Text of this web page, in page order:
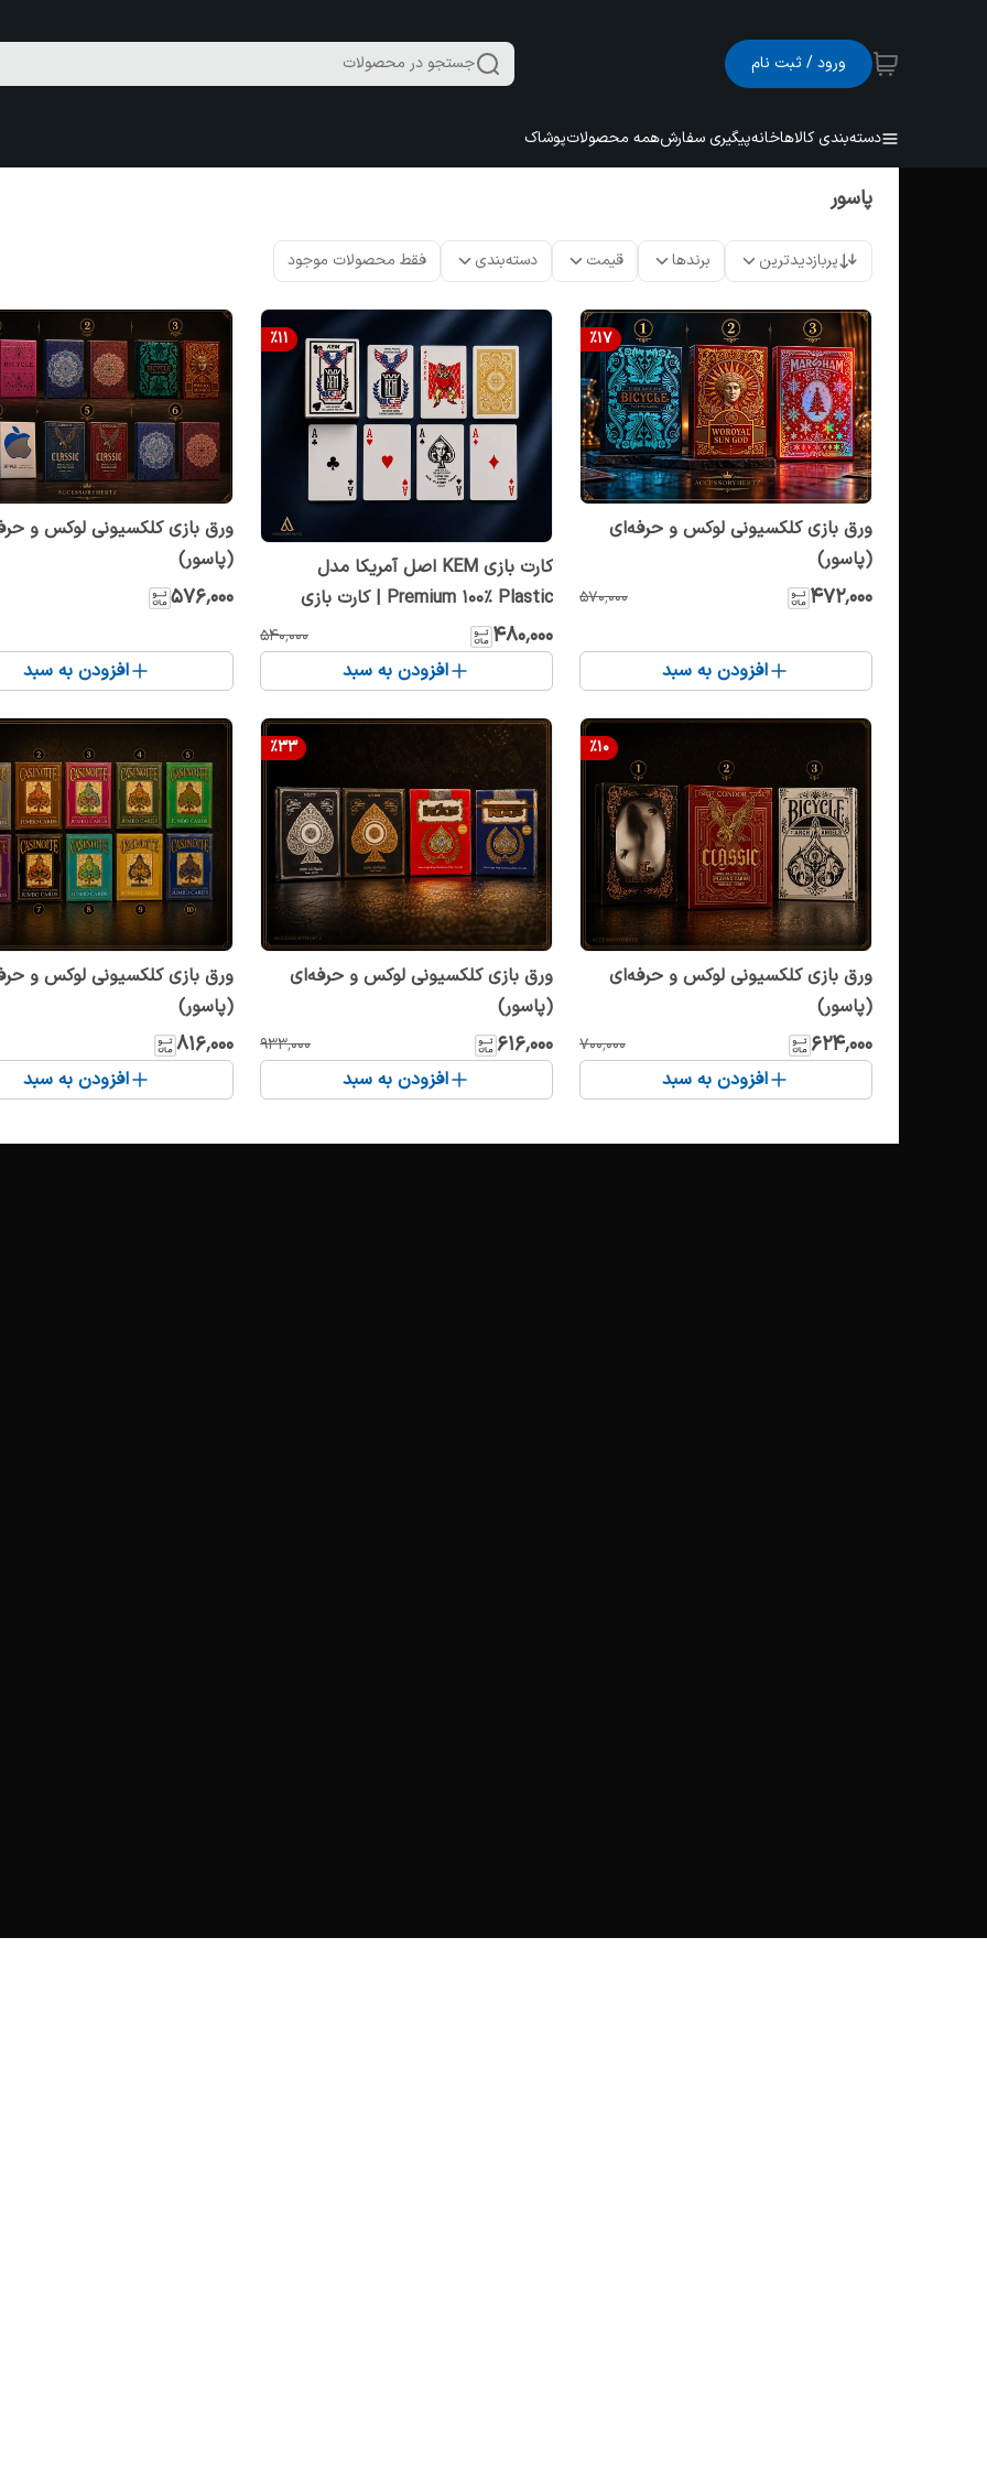
ورود / ثبت نام جستجو در محصولات
دسته‌بندی کالاهاخانهپیگیری سفارشهمه محصولاتپوشاک
پاسور
پربازدیدترین برندها قیمت دسته‌بندی فقط محصولات موجود
%17
ورق بازی کلکسیونی لوکس و حرفه‌ای
(پاسور)
۴۷۲٬۰۰۰ ۵۷۰٬۰۰۰
افزودن به سبد
%11
کارت بازی KEM اصل آمریکا مدل
Premium 100% Plastic | کارت بازی
حرفه‌ای ضد آب و بادوام
۴۸۰٬۰۰۰ ۵۴۰٬۰۰۰
افزودن به سبد
ورق بازی کلکسیونی لوکس و
(پاسور)
۵۷۶٬۰۰۰
افزودن به سبد
%10
ورق بازی کلکسیونی لوکس و حرفه‌ای
(پاسور)
۶۲۴٬۰۰۰ ۷۰۰٬۰۰۰
افزودن به سبد
%33
ورق بازی کلکسیونی لوکس و حرفه‌ای
(پاسور)
۶۱۶٬۰۰۰ ۹۳۳٬۰۰۰
افزودن به سبد
ورق بازی کلکسیونی لوکس و
(پاسور)
۸۱۶٬۰۰۰
افزودن به سبد